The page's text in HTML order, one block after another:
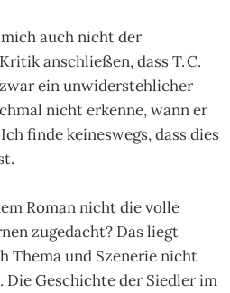
auch nicht der
anschließen, dass T. C.
ein unwiderstehlicher
nicht erkenne, wann er
finde keineswegs, dass dies
Roman nicht die volle
zugedacht? Das liegt
Thema und Szenerie nicht
Geschichte der Siedler im